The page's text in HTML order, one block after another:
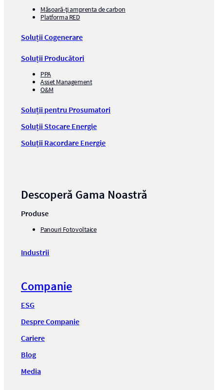
Măsoară-ți amprenta de carbon
Platforma RED
Soluții Cogenerare
Soluții Producători
PPA
Asset Management
O&M
Soluții pentru Prosumatori
Soluții Stocare Energie
Soluții Racordare Energie
Descoperă Gama Noastră
Produse
Panouri Fotovoltaice
Industrii
Companie
ESG
Despre Companie
Cariere
Blog
Media